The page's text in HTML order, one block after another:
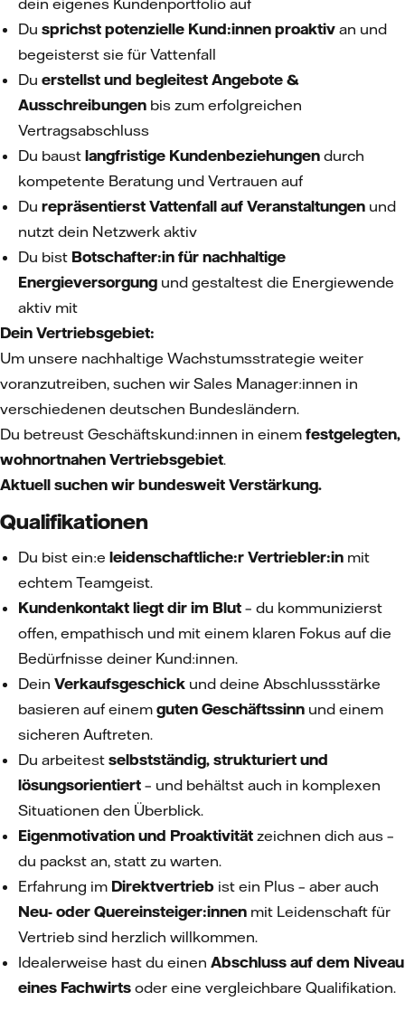
dein eigenes Kundenportfolio auf
Du sprichst potenzielle Kund:innen proaktiv an und
begeisterst sie für Vattenfall
Du erstellst und begleitest Angebote &
Ausschreibungen bis zum erfolgreichen
Vertragsabschluss
Du baust langfristige Kundenbeziehungen durch
kompetente Beratung und Vertrauen auf
Du repräsentierst Vattenfall auf Veranstaltungen und
nutzt dein Netzwerk aktiv
Du bist Botschafter:in für nachhaltige
Energieversorgung und gestaltest die Energiewende
aktiv mit
Dein Vertriebsgebiet:
Um unsere nachhaltige Wachstumsstrategie weiter
voranzutreiben, suchen wir Sales Manager:innen in
verschiedenen deutschen Bundesländern.
Du betreust Geschäftskund:innen in einem festgelegten,
wohnortnahen Vertriebsgebiet.
Aktuell suchen wir bundesweit Verstärkung.
Qualifikationen
Du bist ein:e leidenschaftliche:r Vertriebler:in mit
echtem Teamgeist.
Kundenkontakt liegt dir im Blut – du kommunizierst
offen, empathisch und mit einem klaren Fokus auf die
Bedürfnisse deiner Kund:innen.
Dein Verkaufsgeschick und deine Abschlussstärke
basieren auf einem guten Geschäftssinn und einem
sicheren Auftreten.
Du arbeitest selbstständig, strukturiert und
lösungsorientiert – und behältst auch in komplexen
Situationen den Überblick.
Eigenmotivation und Proaktivität zeichnen dich aus –
du packst an, statt zu warten.
Erfahrung im Direktvertrieb ist ein Plus – aber auch
Neu- oder Quereinsteiger:innen mit Leidenschaft für
Vertrieb sind herzlich willkommen.
Idealerweise hast du einen Abschluss auf dem Niveau
eines Fachwirts oder eine vergleichbare Qualifikation.